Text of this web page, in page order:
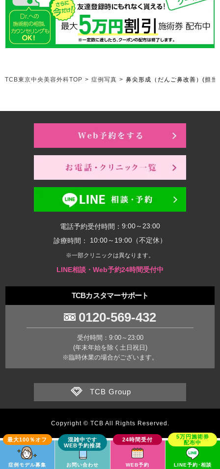
TCB東京中央美容外科TOP > 症例写真 > 鼻尖形成（だんご鼻改善） (担当
電話予約受付時間： 9:00～23:00
診療時間：
10:00～19:00（不定休）
※一部クリニックは異なります。
LINE相談・Web予約24時間受付中
TCBカスタマーサポート
0120-569-432
受付時間：9:00～23:00
(年末年始を除く土日祝日)
※臨時休業の場合がございます。
TCB Group
症例モデル募集 お問い合わせ WEB予約 LINE予約･相談
Copyright © TCB All Rights Reserved.